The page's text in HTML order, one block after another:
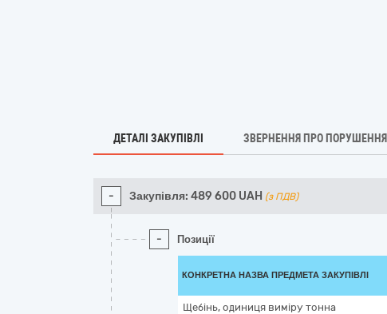
ДЕТАЛІ ЗАКУПІВЛІ ЗВЕРНЕННЯ ПРО ПОРУШЕННЯ
- Закупівля: 489 600 UAH (з ПДВ)
- Позиції
КОНКРЕТНА НАЗВА ПРЕДМЕТА ЗАКУПІВЛІ
Щебінь, одиниця виміру тонна